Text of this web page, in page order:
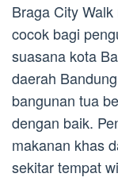
Braga City
cocok bagi
suasana kota
daerah
bangunan tua
dengan baik.
makanan khas
sekitar tempat